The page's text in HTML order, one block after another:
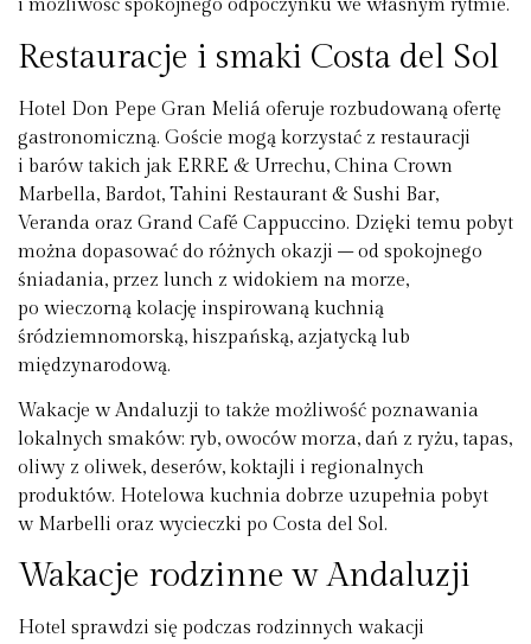
i możliwość spokojnego odpoczynku we własnym rytmie.
Restauracje i smaki Costa del Sol
Hotel Don Pepe Gran Meliá oferuje rozbudowaną ofertę
gastronomiczną. Goście mogą korzystać z restauracji
i barów takich jak ERRE & Urrechu, China Crown
Marbella, Bardot, Tahini Restaurant & Sushi Bar,
Veranda oraz Grand Café Cappuccino. Dzięki temu pobyt
można dopasować do różnych okazji – od spokojnego
śniadania, przez lunch z widokiem na morze,
po wieczorną kolację inspirowaną kuchnią
śródziemnomorską, hiszpańską, azjatycką lub
międzynarodową.
Wakacje w Andaluzji to także możliwość poznawania
lokalnych smaków: ryb, owoców morza, dań z ryżu, tapas,
oliwy z oliwek, deserów, koktajli i regionalnych
produktów. Hotelowa kuchnia dobrze uzupełnia pobyt
w Marbelli oraz wycieczki po Costa del Sol.
Wakacje rodzinne w Andaluzji
Hotel sprawdzi się podczas rodzinnych wakacji